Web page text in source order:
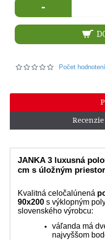
-
Počet
JANKA 3 luxusná
cm s úložným
Kvalitná celočalúnená
90x200 s výklopným
slovenského výrobcu:
váľanda má
najvyššom